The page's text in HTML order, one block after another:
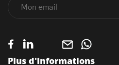
Plus d'informations